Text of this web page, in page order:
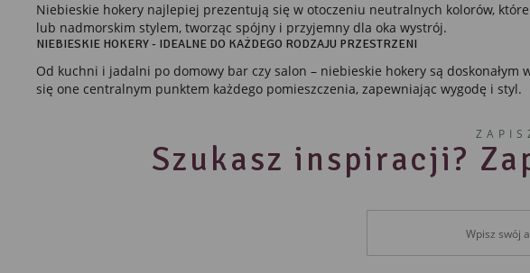
Niebieskie hokery najlepiej prezentują się w otoczeniu neutralnych kolorów,
lub nadmorskim stylem, tworząc spójny i przyjemny dla oka wystrój.
NIEBIESKIE HOKERY - IDEALNE DO KAŻDEGO RODZAJU PRZESTRZENI
Od kuchni i jadalni po domowy bar czy salon – niebieskie hokery są
się one centralnym punktem każdego pomieszczenia, zapewniając wygodę i styl.
Szukasz inspiracji?